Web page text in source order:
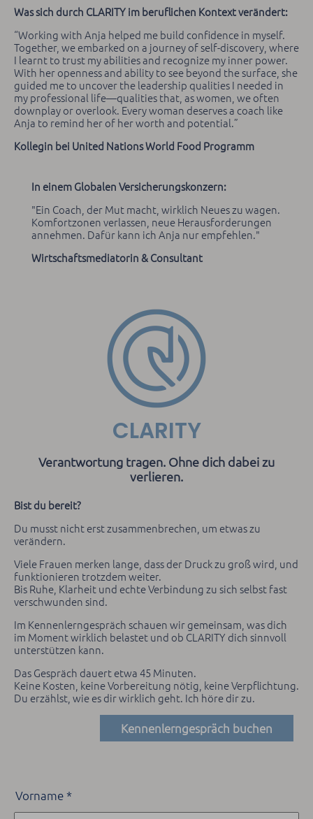
Was sich durch CLARITY im beruflichen Kontext verändert:
“Working with Anja helped me build confidence in myself.
Together, we embarked on a journey of self-discovery, where
I learnt to trust my abilities and recognize my inner power.
With her openness and ability to see beyond the surface, she
guided me to uncover the leadership qualities I needed in
my professional life—qualities that, as women, we often
downplay or overlook. Every woman deserves a coach like
Anja to remind her of her worth and potential.”
Kollegin bei United Nations World Food Programm
In einem Globalen Versicherungskonzern:
"Ein Coach, der Mut macht, wirklich Neues zu wagen.
Komfortzonen verlassen, neue Herausforderungen
annehmen. Dafür kann ich Anja nur empfehlen."
Wirtschaftsmediatorin & Consultant
CLARITY
Verantwortung tragen. Ohne dich dabei zu
verlieren.
Bist du bereit?
Du musst nicht erst zusammenbrechen, um etwas zu
verändern.
Viele Frauen merken lange, dass der Druck zu groß wird, und
funktionieren trotzdem weiter.
Bis Ruhe, Klarheit und echte Verbindung zu sich selbst fast
verschwunden sind.
Im Kennenlerngespräch schauen wir gemeinsam, was dich
im Moment wirklich belastet und ob CLARITY dich sinnvoll
unterstützen kann.
Das Gespräch dauert etwa 45 Minuten.
Keine Kosten, keine Vorbereitung nötig, keine Verpflichtung.
Du erzählst, wie es dir wirklich geht. Ich höre dir zu.
Kennenlerngespräch buchen
Vorname*